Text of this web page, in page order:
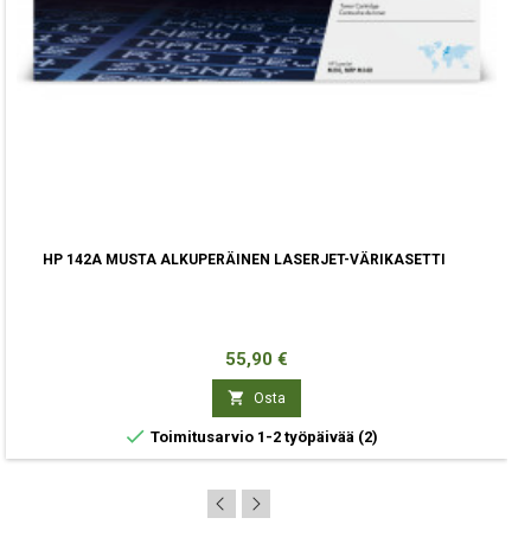
HP 142A MUSTA ALKUPERÄINEN LASERJET-VÄRIKASETTI
Hinta
55,90 €
 Osta
 Toimitusarvio 1-2 työpäivää (2)